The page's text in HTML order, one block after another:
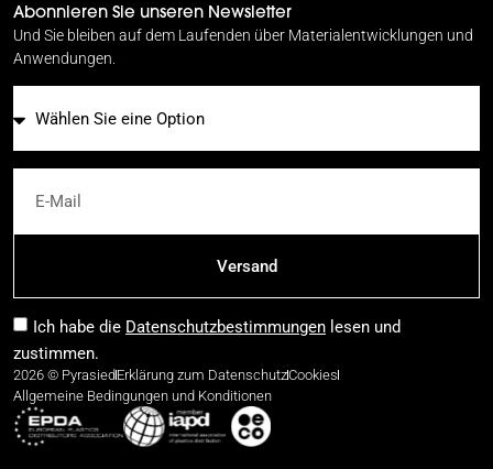
Abonnieren Sie unseren Newsletter
Und Sie bleiben auf dem Laufenden über Materialentwicklungen und
Anwendungen.
E-Mail
Ich habe die Datenschutzbestimmungen lesen und
zustimmen.
Versand
2026 © PyrasiedErklärung zum DatenschutzCookies
Allgemeine Bedingungen und Konditionen